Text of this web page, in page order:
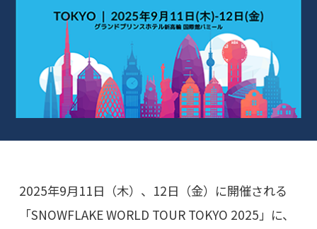
2025年9月11日（木）、12日（金）に開催される
「SNOWFLAKE WORLD TOUR TOKYO 2025」に、